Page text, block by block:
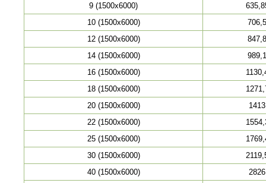
9 (1500х6000)
10 (1500х6000)
706,5
12 (1500х6000)
847,8
14 (1500х6000)
989,1
16 (1500х6000)
18 (1500х6000)
20 (1500х6000)
1413
22 (1500х6000)
25 (1500х6000)
30 (1500х6000)
40 (1500х6000)
2826